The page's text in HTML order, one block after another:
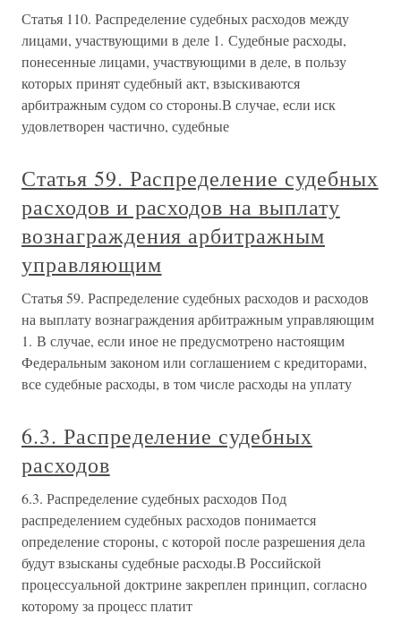
Статья 110. Распределение судебных расходов между
лицами, участвующими в деле 1. Судебные расходы,
понесенные лицами, участвующими в деле, в пользу
которых принят судебный акт, взыскиваются
арбитражным судом со стороны.В случае, если иск
удовлетворен частично, судебные
Статья 59. Распределение судебных
расходов и расходов на выплату
вознаграждения арбитражным
управляющим
Статья 59. Распределение судебных расходов и расходов
на выплату вознаграждения арбитражным управляющим
1. В случае, если иное не предусмотрено настоящим
Федеральным законом или соглашением с кредиторами,
все судебные расходы, в том числе расходы на уплату
6.3. Распределение судебных
расходов
6.3. Распределение судебных расходов Под
распределением судебных расходов понимается
определение стороны, с которой после разрешения дела
будут взысканы судебные расходы.В Российской
процессуальной доктрине закреплен принцип, согласно
которому за процесс платит